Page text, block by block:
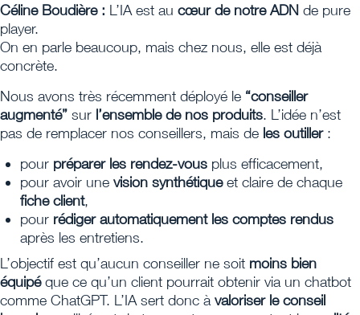
Céline Boudière : L’IA est au cœur de notre ADN de pure
player.
On en parle beaucoup, mais chez nous, elle est déjà
concrète.
Nous avons très récemment déployé le “conseiller
augmenté” sur l’ensemble de nos produits. L’idée n’est
pas de remplacer nos conseillers, mais de les outiller:
pour préparer les rendez-vous plus efficacement,
pour avoir une vision synthétiqueet claire de chaque
fiche client,
pour rédiger automatiquement les comptes rendus
après les entretiens.
L’objectif est qu’aucun conseiller ne soit moins bien
équipéque ce qu’un client pourrait obtenir via un chatbot
comme ChatGPT. L’IA sert donc à valoriser le conseil